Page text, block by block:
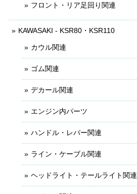
フロント・リア足回り関連
KAWASAKI - KSR80・KSR110
カウル関連
ゴム関連
デカール関連
エンジン内パーツ
ハンドル・レバー関連
ライン・ケーブル関連
ヘッドライト・テールライト関連